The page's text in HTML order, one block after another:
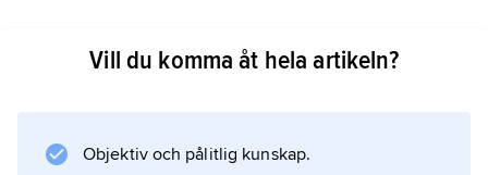
Vill du komma åt hela artikeln?
Objektiv och pålitlig kunskap.